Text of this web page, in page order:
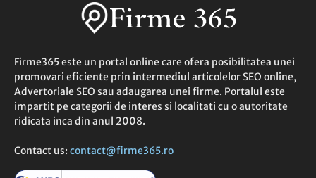
Firme365 este un portal online care ofera posibilitatea unei
promovari eficiente prin intermediul articolelor SEO online,
Advertoriale SEO sau adaugarea unei firme. Portalul este
impartit pe categorii de interes si localitati cu o autoritate
ridicata inca din anul 2008.
Contact us: contact@firme365.ro